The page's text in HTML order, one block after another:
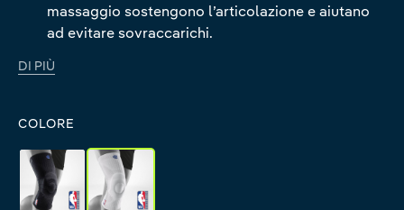
massaggio sostengono l’articolazione e aiutano
ad evitare sovraccarichi.
DI PIÙ
COLORE
black white